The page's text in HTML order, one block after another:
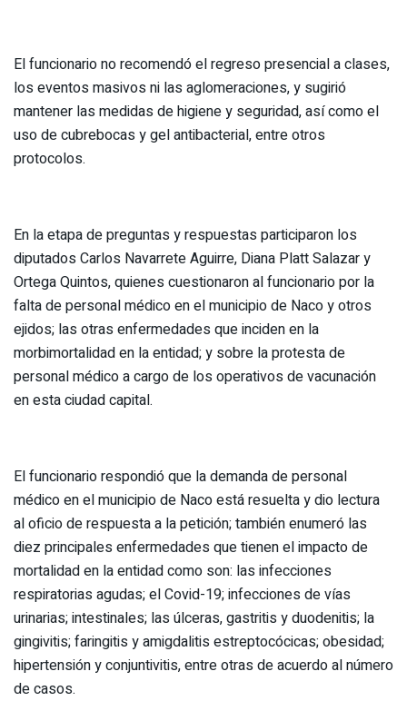
El funcionario no recomendó el regreso presencial a clases,
los eventos masivos ni las aglomeraciones, y sugirió
mantener las medidas de higiene y seguridad, así como el
uso de cubrebocas y gel antibacterial, entre otros
protocolos.
En la etapa de preguntas y respuestas participaron los
diputados Carlos Navarrete Aguirre, Diana Platt Salazar y
Ortega Quintos, quienes cuestionaron al funcionario por la
falta de personal médico en el municipio de Naco y otros
ejidos; las otras enfermedades que inciden en la
morbimortalidad en la entidad; y sobre la protesta de
personal médico a cargo de los operativos de vacunación
en esta ciudad capital.
El funcionario respondió que la demanda de personal
médico en el municipio de Naco está resuelta y dio lectura
al oficio de respuesta a la petición; también enumeró las
diez principales enfermedades que tienen el impacto de
mortalidad en la entidad como son: las infecciones
respiratorias agudas; el Covid-19; infecciones de vías
urinarias; intestinales; las úlceras, gastritis y duodenitis; la
gingivitis; faringitis y amigdalitis estreptocócicas; obesidad;
hipertensión y conjuntivitis, entre otras de acuerdo al número
de casos.